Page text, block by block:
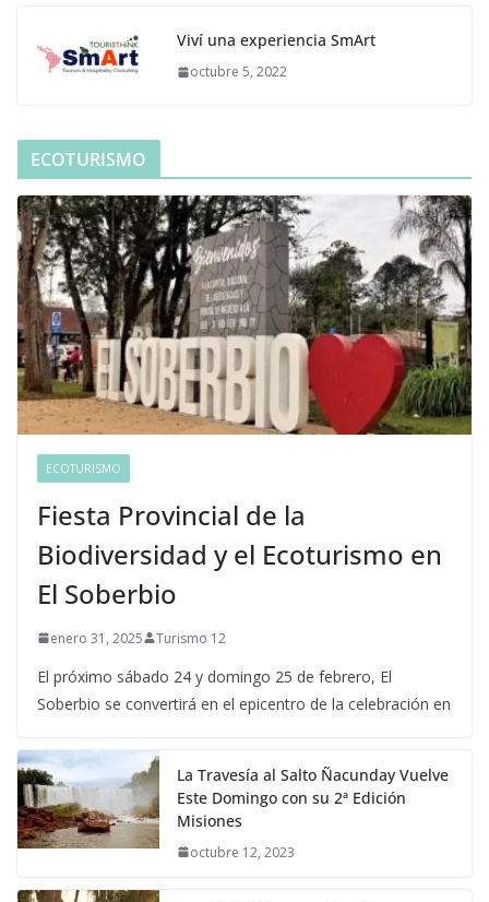
Viví una experiencia SmArt
octubre 5, 2022
ECOTURISMO
ECOTURISMO
Fiesta Provincial de la
Biodiversidad y el Ecoturismo en
El Soberbio
enero 31, 2025 Turismo 12
El próximo sábado 24 y domingo 25 de febrero, El
Soberbio se convertirá en el epicentro de la celebración en
La Travesía al Salto Ñacunday Vuelve
Este Domingo con su 2ª Edición
Misiones
octubre 12, 2023